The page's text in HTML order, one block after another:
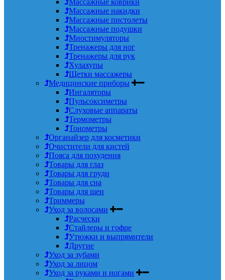
Массажные накидки
Массажные пистолеты
Массажные подушки
Миостимуляторы
Тренажеры для ног
Тренажеры для рук
Хулахупы
Щетки массажеры
Медицинские приборы
Ингаляторы
Пульсоксиметры
Слуховые аппараты
Термометры
Тонометры
Органайзер для косметики
Очистители для кистей
Пояса для похудения
Товары для глаз
Товары для груди
Товары для сна
Товары для шеи
Триммеры
Уход за волосами
Расчески
Стайлеры и гофре
Утюжки и выпрямители
Другие
Уход за зубами
Уход за лицом
Уход за руками и ногами